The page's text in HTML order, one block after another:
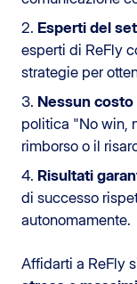
2. Esperti del
esperti di ReFly
strategie per
3. Nessun
politica "No win,
rimborso o il
4. Risultati
di successo
autonomamente.
Affidarti a ReFly